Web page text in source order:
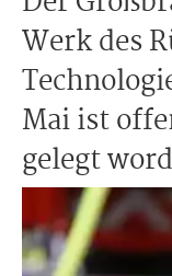
Werk des
Mai ist
gelegt